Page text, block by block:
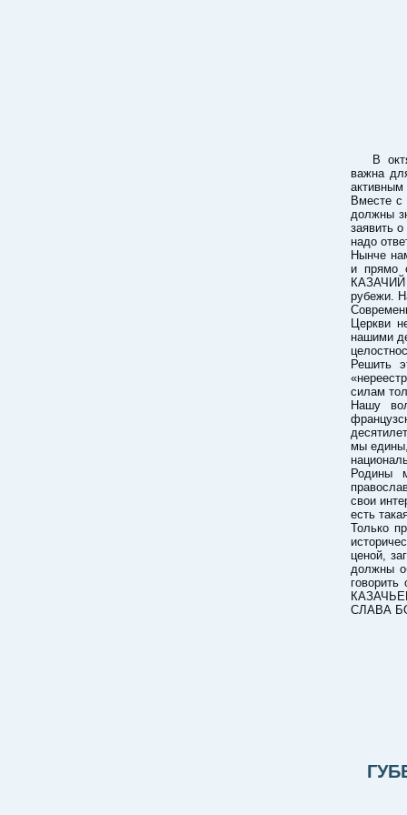
В
важна
активным
Вместе
должны
заявить
надо
Нынче
и прямо
КАЗАЧИЙ
рубежи.
Церкви
нашими
Решить
силам
Нашу
мы
Родины
свои
есть
Только
ценой,
должны
СЛАВА